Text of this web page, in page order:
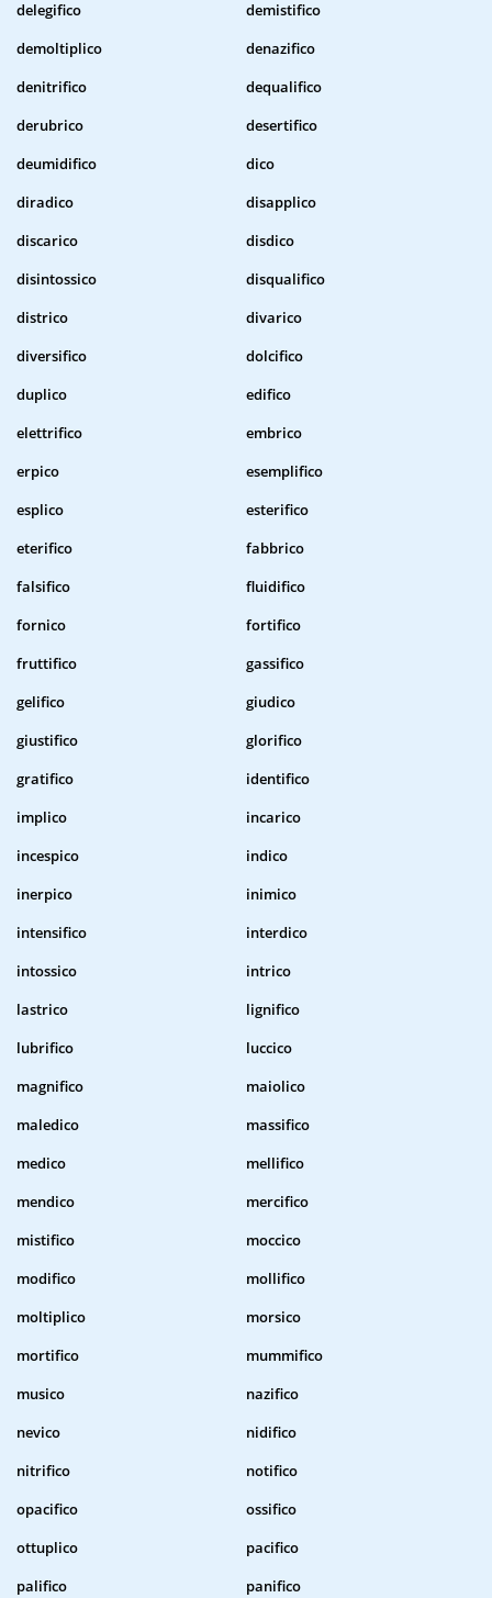
delegifico
demistifico
demoltiplico
denazifico
denitrifico
dequalifico
derubrico
desertifico
deumidifico
dico
diradico
disapplico
discarico
disdico
disintossico
disqualifico
districo
divarico
diversifico
dolcifico
duplico
edifico
elettrifico
embrico
erpico
esemplifico
esplico
esterifico
eterifico
fabbrico
falsifico
fluidifico
fornico
fortifico
fruttifico
gassifico
gelifico
giudico
giustifico
glorifico
gratifico
identifico
implico
incarico
incespico
indico
inerpico
inimico
intensifico
interdico
intossico
intrico
lastrico
lignifico
lubrifico
luccico
magnifico
maiolico
maledico
massifico
medico
mellifico
mendico
mercifico
mistifico
moccico
modifico
mollifico
moltiplico
morsico
mortifico
mummifico
musico
nazifico
nevico
nidifico
nitrifico
notifico
opacifico
ossifico
ottuplico
pacifico
palifico
panifico